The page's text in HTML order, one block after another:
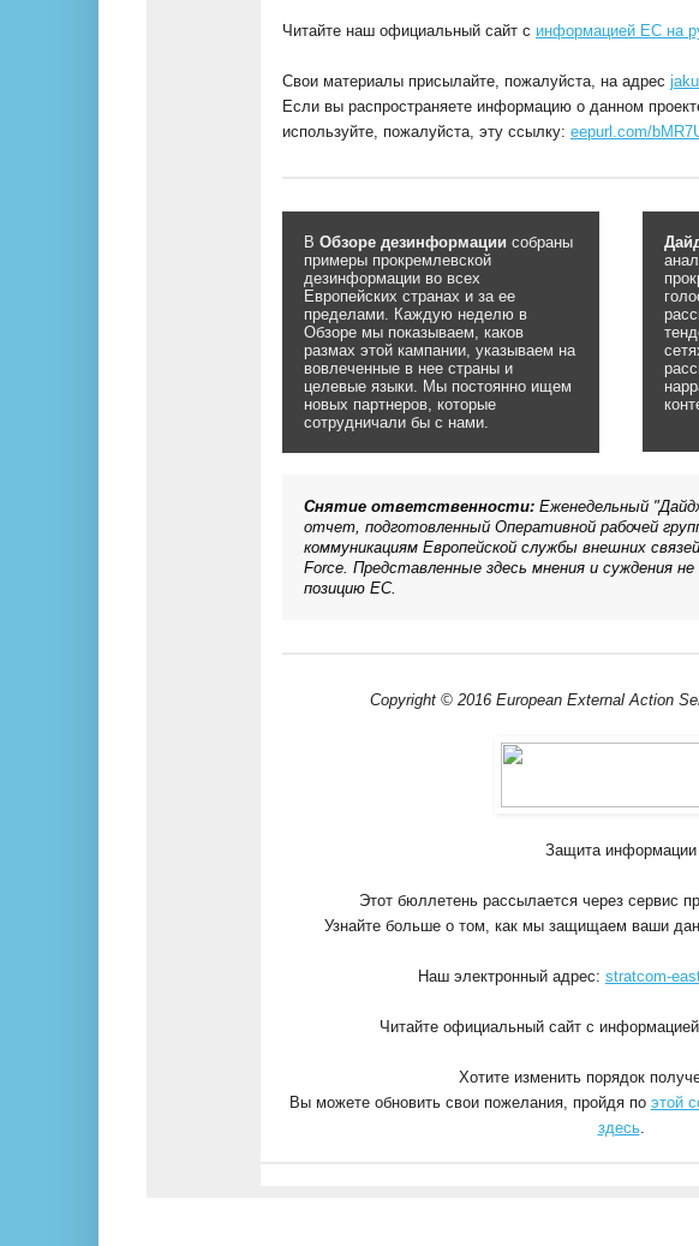
Читайте наш официальный сайт с информацией ЕС на
Свои материалы присылайте, пожалуйста, на адрес
Если вы распространяете информацию о данном
используйте, пожалуйста, эту ссылку: eepurl.com/
В Обзоре дезинформации собраны
примеры прокремлевской
дезинформации во всех
Европейских странах и за ее
пределами. Каждую неделю в
Обзоре мы показываем, каков
размах этой кампании, указываем на
вовлеченные в нее страны и
целевые языки. Мы постоянно ищем
новых партнеров, которые
сотрудничали бы с нами.
Снятие ответственности: Еженедельный
отчет, подготовленный Оперативной рабочей
коммуникациям Европейской службы внешних
Force. Представленные здесь мнения и суждения
позицию ЕС.
Copyright © 2016 European External Action
Защита информации
Этот бюллетень рассылается через сервис
Узнайте больше о том, как мы защищаем ваши
Наш электронный адрес: stratcom-
Читайте официальный сайт с информацией
Хотите изменить порядок
Вы можете обновить свои пожелания, пройдя по этой
здесь.